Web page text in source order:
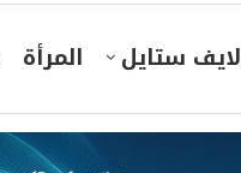
لايف ستايل المرأة